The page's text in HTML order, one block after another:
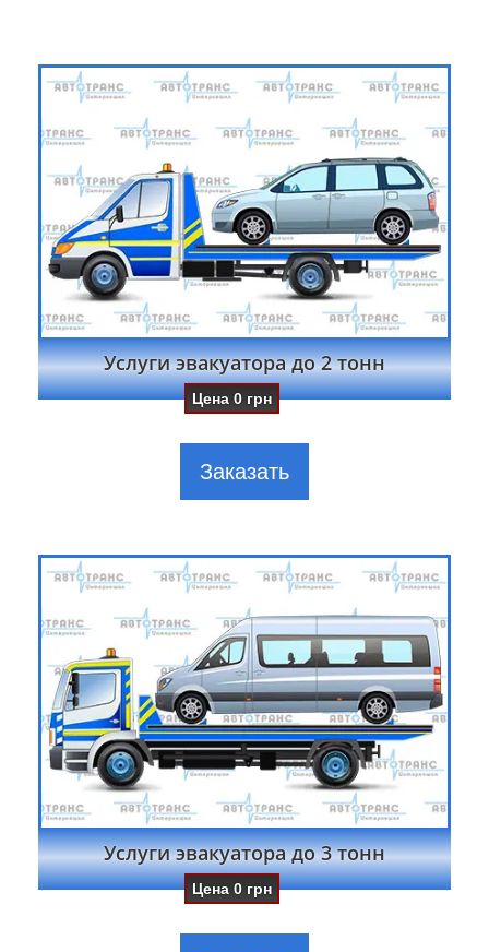
Услуги эвакуатора до 2 тонн
Цена0 грн
Заказать
Услуги эвакуатора до 3 тонн
Цена0 грн